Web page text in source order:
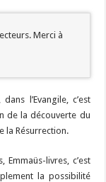
Merci à
dans l’Evangile, c’est
de la découverte du
la Résurrection.
Emmaüs-livres, c’est
la possibilité